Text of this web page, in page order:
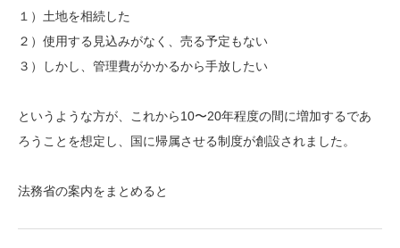
１）土地を相続した
２）使用する見込みがなく、売る予定もない
３）しかし、管理費がかかるから手放したい
というような方が、これから10〜20年程度の間に増加するであ
ろうことを想定し、国に帰属させる制度が創設されました。
法務省の案内をまとめると